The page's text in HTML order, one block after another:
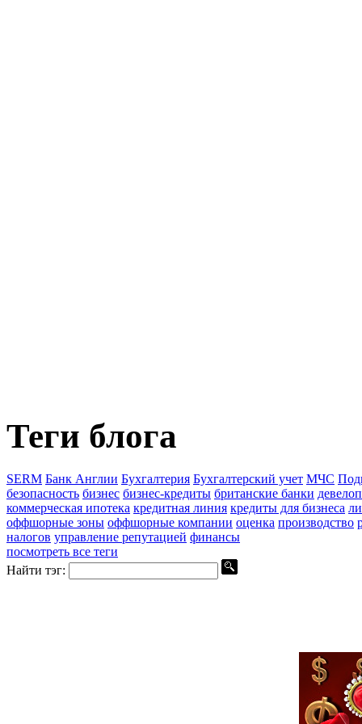
Теги блога
SERM Банк Англии Бухгалтерия Бухгалтерский учет МЧС
безопасность бизнес бизнес-кредиты британские банки
коммерческая ипотека кредитная линия кредиты для бизнеса
оффшорные зоны оффшорные компании оценка производство
налогов управление репутацией финансы
посмотреть все теги
Найти тэг: